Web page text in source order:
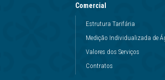
Comercial
Estrutura Tarifária
Medição Individualizada de
Valores dos Serviços
Contratos